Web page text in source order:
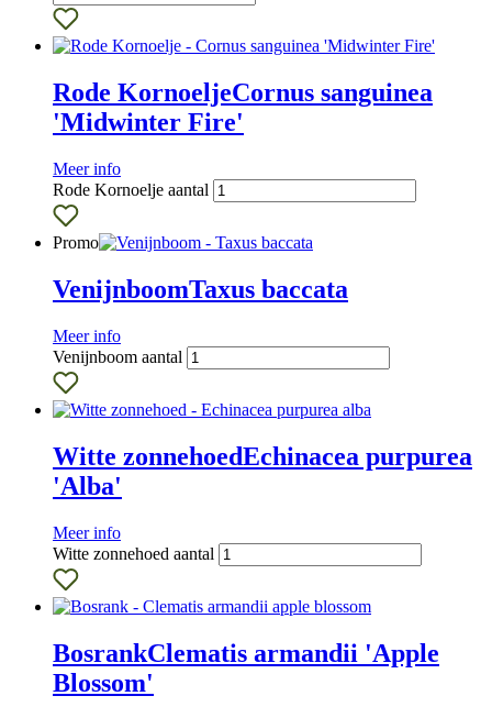
Rode KornoeljeCornus sanguinea
'Midwinter Fire'
Meer info
Rode Kornoelje aantal
Promo
VenijnboomTaxus baccata
Meer info
Venijnboom aantal
Witte zonnehoedEchinacea purpurea
'Alba'
Meer info
Witte zonnehoed aantal
BosrankClematis armandii 'Apple
Blossom'